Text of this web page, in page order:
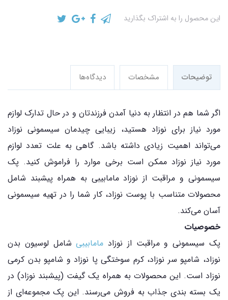
این محصول را به اشتراک بگذارید
توضیحات مشخصات دیدگاه‌ها
اگر شما هم در انتظار به دنیا آمدن فرزندتان و در حال تدارک لوازم
مورد نیاز برای نوزاد هستید، زیبایی چیدمان سیسمونی نوزاد
می‌تواند اهمیت زیادی داشته باشد. گاهی به علت تعدد لوازم
مورد نیاز نوزاد ممکن است برخی موارد را فراموش کنید. پک
سیسمونی و مراقبت از نوزاد مامابیبی به همراه پیشبند شامل
محصولات متناسب با پوست نوزاد، کار شما را در تهیه سیسمونی
آسان می‌کند.
خصوصیات
پک سیسمونی و مراقبت از نوزاد مامابیبیشامل لوسیون بدن
نوزاد، شامپو سر نوزاد، کرم سوختگی پا نوزاد و شامپو بدن کرمی
نوزاد است. این محصولات به همراه یک گیفت (پیشبند نوزاد) در
یک بسته بندی جذاب به فروش می‌رسند. این پک مجموعه‌ای از